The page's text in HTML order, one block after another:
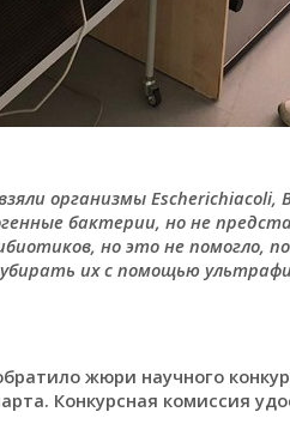
организмы Escherichiacoli,
бактерии, но не
но это не помогло,
их с помощью
жюри научного
Конкурсная комиссия